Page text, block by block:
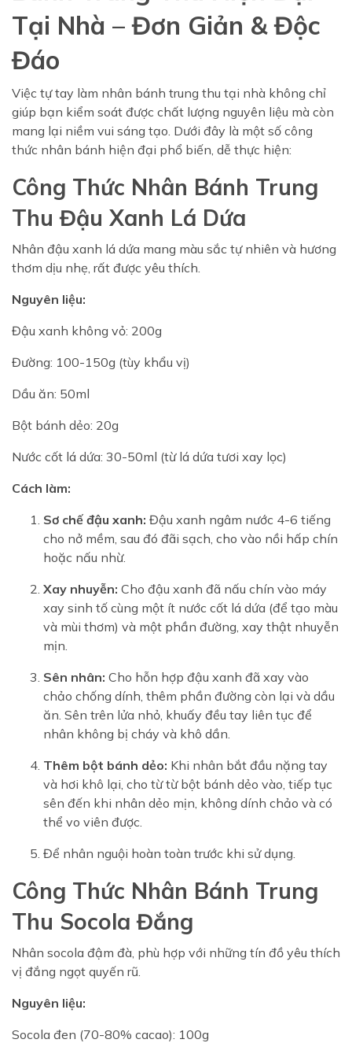
Tại Nhà – Đơn Giản & Độc
Đáo
Việc tự tay làm nhân bánh trung thu tại nhà không chỉ
giúp bạn kiểm soát được chất lượng nguyên liệu mà còn
mang lại niềm vui sáng tạo. Dưới đây là một số công
thức nhân bánh hiện đại phổ biến, dễ thực hiện:
Công Thức Nhân Bánh Trung
Thu Đậu Xanh Lá Dứa
Nhân đậu xanh lá dứa mang màu sắc tự nhiên và hương
thơm dịu nhẹ, rất được yêu thích.
Nguyên liệu:
Đậu xanh không vỏ: 200g
Đường: 100-150g (tùy khẩu vị)
Dầu ăn: 50ml
Bột bánh dẻo: 20g
Nước cốt lá dứa: 30-50ml (từ lá dứa tươi xay lọc)
Cách làm:
Sơ chế đậu xanh: Đậu xanh ngâm nước 4-6 tiếng
cho nở mềm, sau đó đãi sạch, cho vào nồi hấp chín
hoặc nấu nhừ.
Xay nhuyễn: Cho đậu xanh đã nấu chín vào máy
xay sinh tố cùng một ít nước cốt lá dứa (để tạo màu
và mùi thơm) và một phần đường, xay thật nhuyễn
mịn.
Sên nhân: Cho hỗn hợp đậu xanh đã xay vào
chảo chống dính, thêm phần đường còn lại và dầu
ăn. Sên trên lửa nhỏ, khuấy đều tay liên tục để
nhân không bị cháy và khô dần.
Thêm bột bánh dẻo: Khi nhân bắt đầu nặng tay
và hơi khô lại, cho từ từ bột bánh dẻo vào, tiếp tục
sên đến khi nhân dẻo mịn, không dính chảo và có
thể vo viên được.
Để nhân nguội hoàn toàn trước khi sử dụng.
Công Thức Nhân Bánh Trung
Thu Socola Đắng
Nhân socola đậm đà, phù hợp với những tín đồ yêu thích
vị đắng ngọt quyến rũ.
Nguyên liệu:
Socola đen (70-80% cacao): 100g